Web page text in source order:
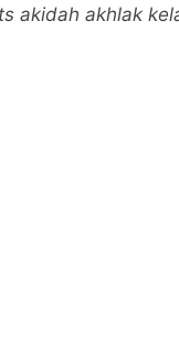
akidah akhlak